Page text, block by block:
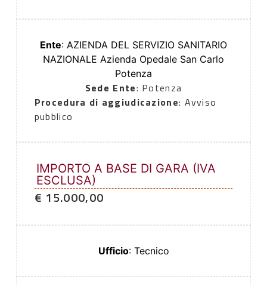
Ente: AZIENDA DEL SERVIZIO SANITARIO
NAZIONALE Azienda Opedale San Carlo
Potenza
Sede Ente: Potenza
Procedura di aggiudicazione: Avviso
pubblico
IMPORTO A BASE DI GARA (IVA
ESCLUSA)
€ 15.000,00
Ufficio: Tecnico